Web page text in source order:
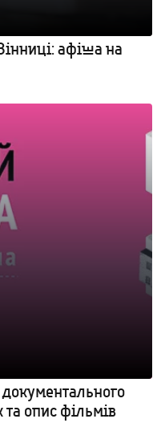
афіша на
та опис фільмів